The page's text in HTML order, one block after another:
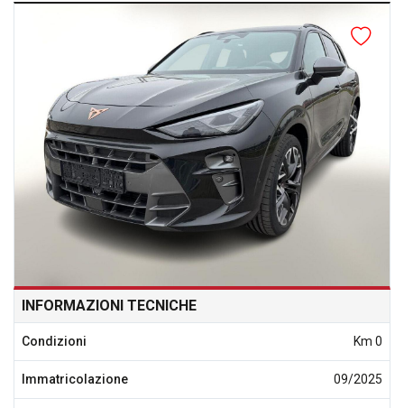
INFORMAZIONI TECNICHE
Condizioni Km 0
Immatricolazione 09/2025